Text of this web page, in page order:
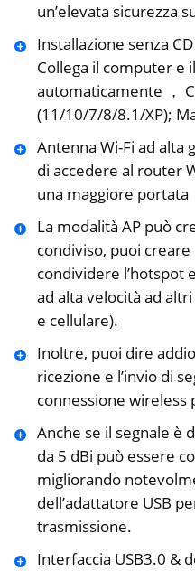
un’elevata sicurezza
Installazione senza
Collega il computer e
automaticamente ，
(11/10/7/8/8.1/XP);
Antenna Wi-Fi ad alta
di accedere al router
una maggiore portata
La modalità AP può
condiviso, puoi
condividere l’hotspot
ad alta velocità ad
e cellulare).
Inoltre, puoi dire
ricezione e l’invio di
connessione wireless
Anche se il segnale è
da 5 dBi può essere
migliorando
dell’adattatore USB
trasmissione.
Interfaccia USB3.0 &